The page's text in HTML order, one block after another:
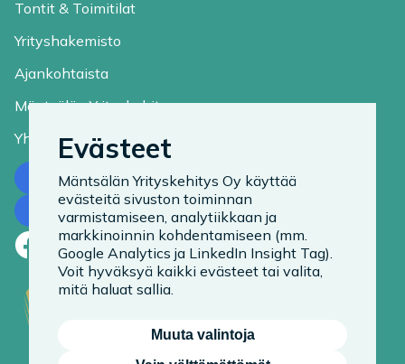
Tontit & Toimitilat
Yrityshakemisto
Ajankohtaista
Mäntsälän Yrityskehitys
Yhteystiedot
Ota yhteyttä
Tilaa uutiskirje
Facebook
LinkedIn
Instagram
Evästeet
Mäntsälän Yrityskehitys Oy käyttää
evästeitä sivuston toiminnan
varmistamiseen, analytiikkaan ja
markkinoinnin kohdentamiseen (mm.
Google Analytics ja LinkedIn Insight Tag).
Voit hyväksyä kaikki evästeet tai valita,
mitä haluat sallia.
Muuta valintoja